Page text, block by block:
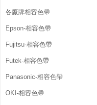
各廠牌相容色帶
Epson-相容色帶
Fujitsu-相容色帶
Futek-相容色帶
Panasonic-相容色帶
OKI-相容色帶